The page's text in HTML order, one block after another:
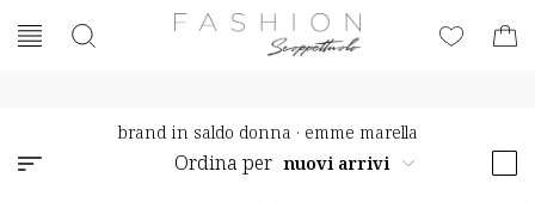
brand in saldo donna · emme marella
Ordina per